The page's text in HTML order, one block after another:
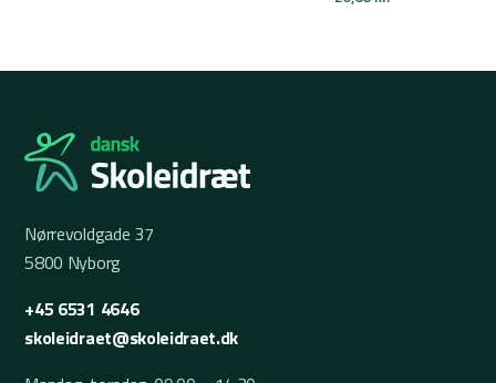
Nørrevoldgade 37
5800 Nyborg
+45 6531 4646
skoleidraet@skoleidraet.dk